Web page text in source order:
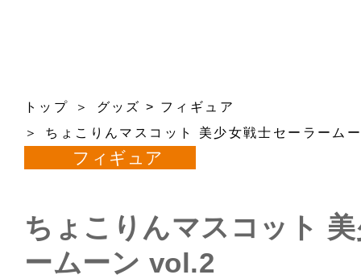
トップ グッズ > フィギュア
ちょこりんマスコット 美少女戦士セーラーム
フィギュア
ちょこりんマスコット
ームーン vol.2